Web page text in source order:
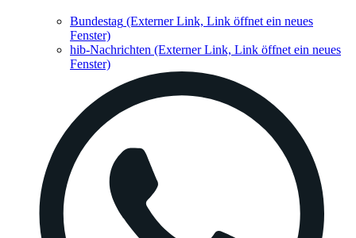
Bundestag (Externer Link, Link öffnet ein neues
Fenster)
hib-Nachrichten (Externer Link, Link öffnet ein neues
Fenster)